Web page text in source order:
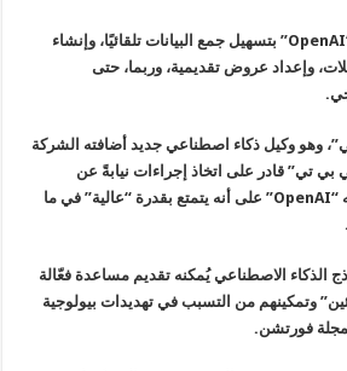
يَعِدُ أحدثُ مُنتَج من شركة “OpenAI” بتسهيل جمع البيانات تلقائيًا، وإنشاء
وإعداد عروض تقديمية، وربما، حتى
وهو وكيل ذكاء اصطناعي جديد أضافته الشركة
تي” قادر على اتخاذ إجراءات نيابةً عن
المستخدم، أولَ مُنتَج تُصنِّفه “OpenAI” على أنه يتمتع بقدرة “عالية” في ما
الذكاء الاصطناعي يُمكنه تقديم مساعدة فعّالة
وتمكينهم من التسبب في تهديدات بيولوجية
فورتشن.